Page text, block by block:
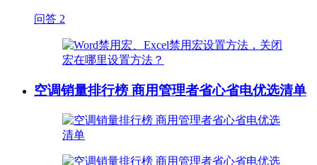
问答 2
空调销量排行榜 商用管理者省心省电优选清单